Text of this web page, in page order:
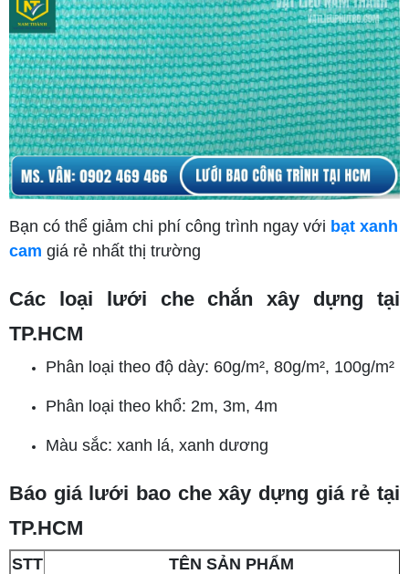
Bạn có thể giảm chi phí công trình ngay với bạt xanh
cam giá rẻ nhất thị trường
Các loại lưới che chắn xây dựng tại
TP.HCM
Phân loại theo độ dày: 60g/m², 80g/m², 100g/m²
Phân loại theo khổ: 2m, 3m, 4m
Màu sắc: xanh lá, xanh dương
Báo giá lưới bao che xây dựng giá rẻ tại
TP.HCM
STT TÊN SẢN PHẨM